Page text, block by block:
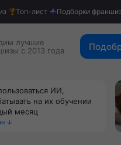
Топ-лист Подборки
лучшие
с 2013 года
ИИ,
на их обучении
месяц
↓